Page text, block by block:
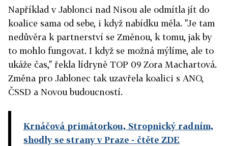
Například v Jablonci nad Nisou ale odmítla jít do
koalice sama od sebe, i když nabídku měla. "Je tam
nedůvěra k partnerství se Změnou, k tomu, jak by
to mohlo fungovat. I když se možná mýlíme, ale to
ukáže čas," řekla lídryně TOP 09 Zora Machartová.
Změna pro Jablonec tak uzavřela koalici s ANO,
ČSSD a Novou budoucností.
Krnáčová primátorkou, Stropnický radním,
shodly se strany v Praze - čtěte ZDE